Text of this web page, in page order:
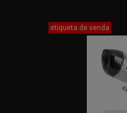
etiqueta de venda